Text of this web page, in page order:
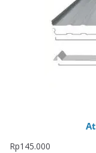
Rp145.000